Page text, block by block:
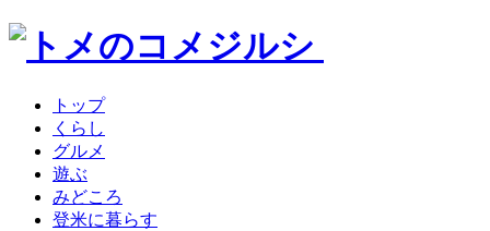
トップ
くらし
グルメ
遊ぶ
みどころ
登米に暮らす